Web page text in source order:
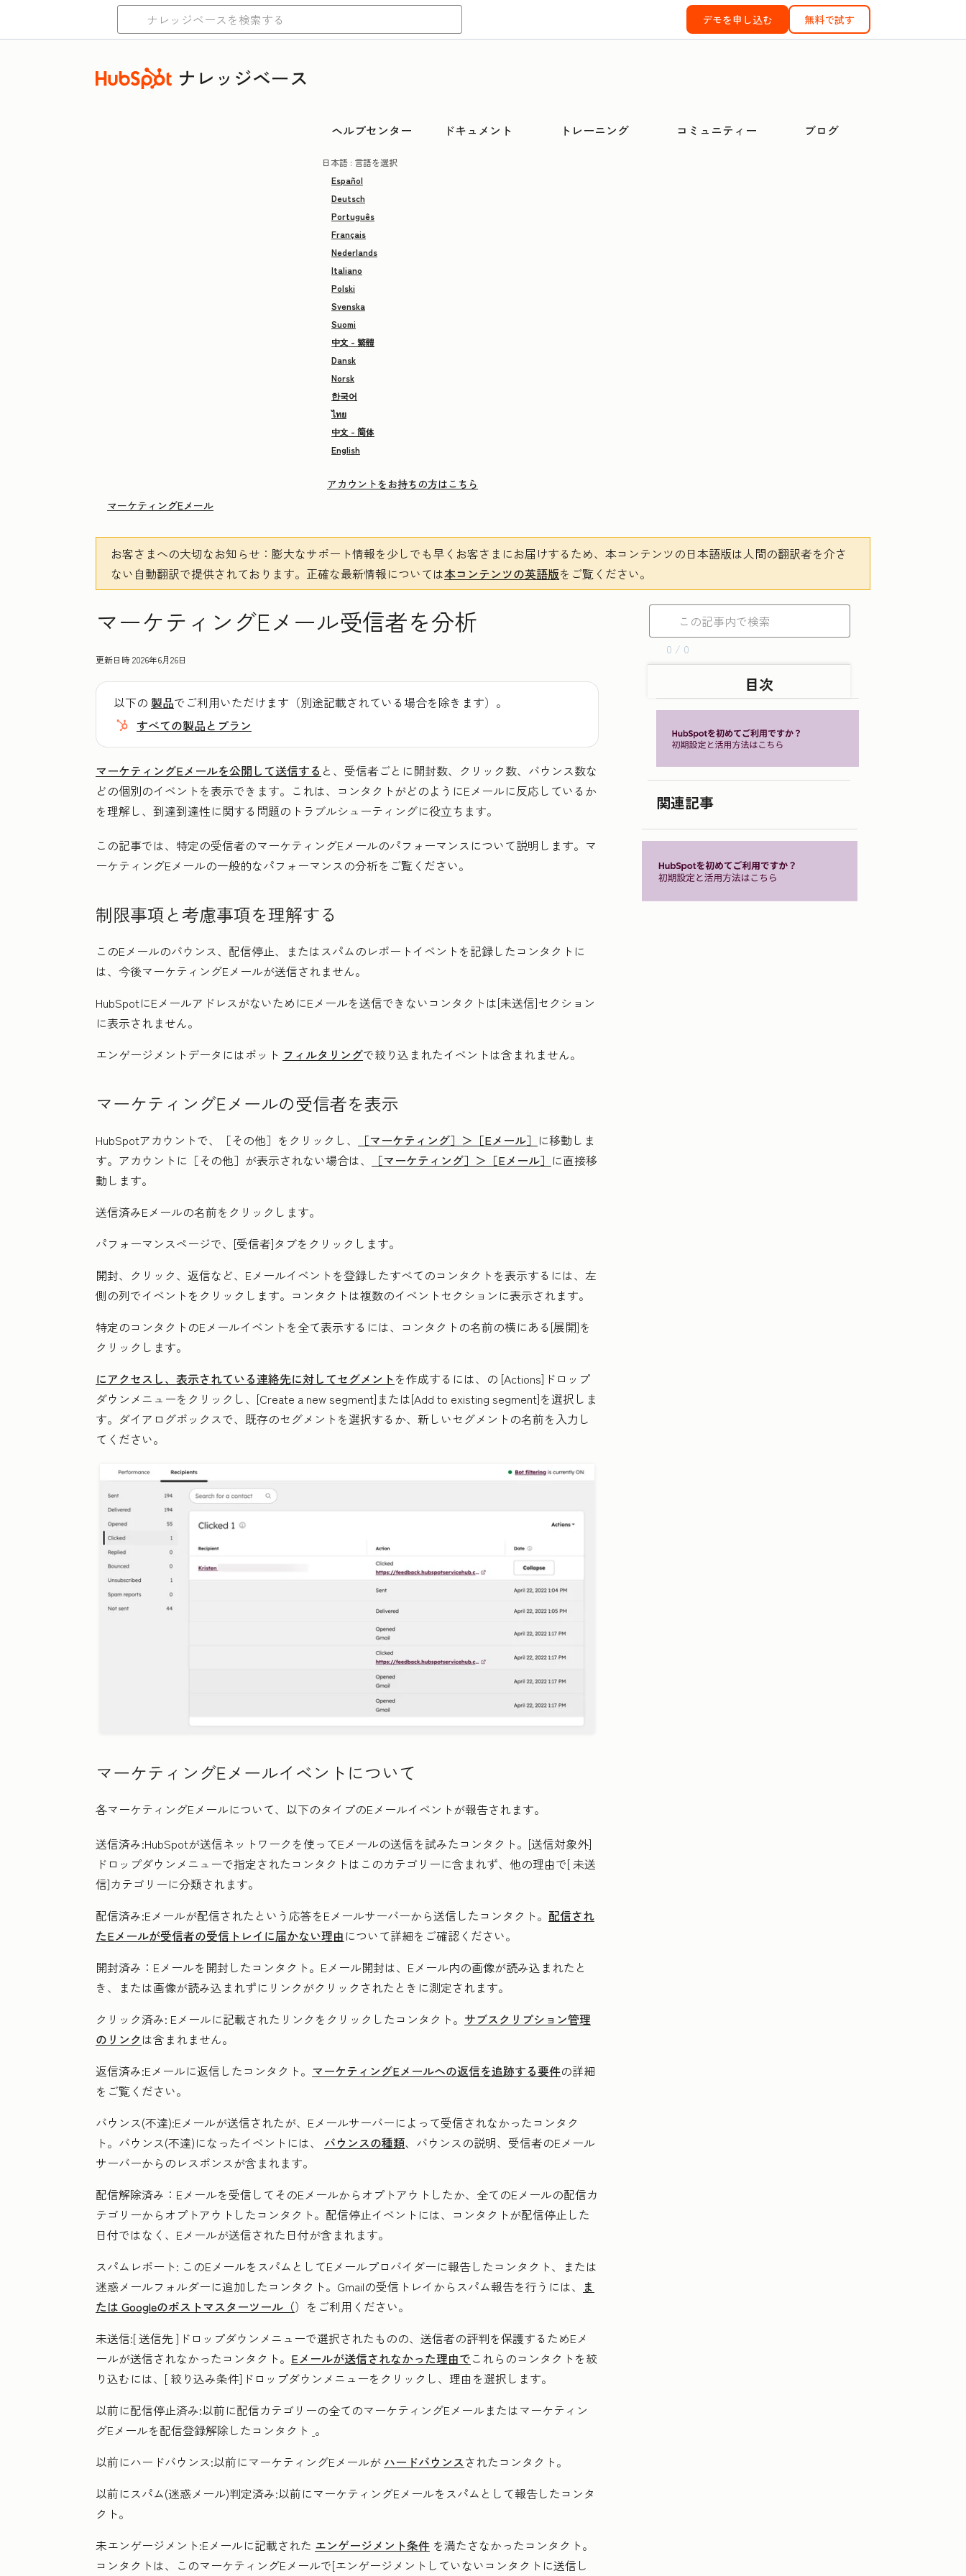
デモを申し込む 無料で試す
ナレッジベース
ヘルプセンター ドキュメント トレーニング コミュニティー ブログ
日本語 : 言語を選択
Español
Deutsch
Português
Français
Nederlands
Italiano
Polski
Svenska
Suomi
中文 - 繁體
Dansk
Norsk
한국어
ไทย
中文 - 简体
English
アカウントをお持ちの方はこちら
マーケティングEメール
お客さまへの大切なお知らせ ：膨大なサポート情報を少しでも早くお客さまにお届けするため、本コンテンツの日本語版は人間の翻訳者を介さ
ない自動翻訳で提供されております。 正確な最新情報については本コンテンツの英語版をご覧ください。
マーケティングEメール受信者を分析
更新日時2026年6月26日
以下の 製品でご利用いただけます（別途記載されている場合を除きます）。
すべての製品とプラン
マーケティングEメールを公開して送信する と、受信者ごとに開封数、クリック数、バウンス数な
どの個別のイベントを表示できます。これは、コンタクトがどのようにEメールに反応しているか
を理解し、到達到達性に関する問題のトラブルシューティングに役立ちます。
この記事では、特定の受信者のマーケティングEメールのパフォーマンスについて説明します。マ
ーケティングEメールの一般的なパフォーマンスの分析をご覧ください。
制限事項と考慮事項を理解する
このEメールのバウンス、 配信停止、またはスパムのレポートイベントを記録したコンタクトに
は、今後マーケティングEメールが送信されません。
HubSpotにEメールアドレスがないためにEメールを送信できないコンタクトは[未送信]セクション
に表示されません。
エンゲージメントデータにはボット フィルタリングで絞り込まれたイベントは含まれません。
マーケティングEメールの受信者を表示
HubSpotアカウントで、 ［その他］をクリックし、 ［マーケティング］＞ ［Eメール］ に移動しま
す。アカウントに ［その他］が表示されない場合は、 ［マーケティング］＞ ［Eメール］ に直接移
動します。
送信済みEメールの名前をクリックします。
パフォーマンスページで、[受信者]タブをクリックします。
開封、 クリック、 返信など、Eメールイベントを登録したすべてのコンタクトを表示するには、左
側の列でイベントをクリックします。コンタクトは複数のイベントセクションに表示されます。
特定のコンタクトのEメールイベントを全て表示するには、コンタクトの名前の横にある[展開]を
クリックします。
にアクセスし、表示されている連絡先に対してセグメントを作成するには、 の [Actions] ドロップ
ダウンメニューをクリックし、 [Create a new segment] または[Add to existing segment]を選択しま
す。ダイアログボックスで、既存のセグメントを選択するか、新しいセグメントの名前を入力し
てください。
マーケティングEメールイベントについて
各マーケティングEメールについて、以下のタイプのEメールイベントが報告されます。
送信済み:HubSpotが送信ネットワークを使ってEメールの送信を試みたコンタクト。[送信対象外]
ドロップダウンメニューで指定されたコンタクトはこのカテゴリーに含まれず、他の理由で[未送
信]カテゴリーに分類されます。
配信済み:Eメールが配信されたという応答をEメールサーバーから送信したコンタクト。 配信され
たEメールが受信者の受信トレイに届かない理由 について詳細をご確認ください。
開封済み： Eメールを開封したコンタクト。Eメール開封は、Eメール内の画像が読み込まれたと
き、または画像が読み込まれずにリンクがクリックされたときに測定されます。
クリック済み: Eメールに記載されたリンクをクリックしたコンタクト。 サブスクリプション管理
のリンクは含まれません。
返信済み:Eメールに返信したコンタクト。 マーケティングEメールへの返信を追跡する要件の詳細
をご覧ください。
バウンス(不達):Eメールが送信されたが、Eメールサーバーによって受信されなかったコンタク
ト。バウンス(不達)になったイベントには、 バウンスの種類、バウンスの説明、受信者のEメール
サーバーからのレスポンスが含まれます。
配信解除済み： Eメールを受信してそのEメールからオプトアウトしたか、全てのEメールの配信カ
テゴリーからオプトアウトしたコンタクト。配信停止イベントには、コンタクトが配信停止した
日付ではなく、Eメールが送信された日付が含まれます。
スパムレポート: このEメールをスパムとしてEメールプロバイダーに報告したコンタクト、または
迷惑メールフォルダーに追加したコンタクト。Gmailの受信トレイからスパム報告を行うには、 ま
たは Googleのポストマスターツール（）をご利用ください。
未送信:[送信先]ドロップダウンメニューで選択されたものの、送信者の評判を保護するためEメ
ールが送信されなかったコンタクト。 Eメールが送信されなかった理由でこれらのコンタクトを絞
り込むには、[ 絞り込み条件]ドロップダウンメニューをクリックし、 理由 を選択します。
以前に配信停止済み:以前に配信カテゴリーの全てのマーケティングEメールまたはマーケティン
グEメールを配信登録解除したコンタクト 。
以前にハードバウンス:以前にマーケティングEメールが ハードバウンスされたコンタクト。
以前にスパム(迷惑メール)判定済み:以前にマーケティングEメールをスパムとして報告したコンタ
クト。
未エンゲージメント:Eメールに記載された エンゲージメント条件 を満たさなかったコンタクト。
コンタクトは、このマーケティングEメールで[エンゲージメントしていないコンタクトに送信し
0 / 0
目次
関連記事